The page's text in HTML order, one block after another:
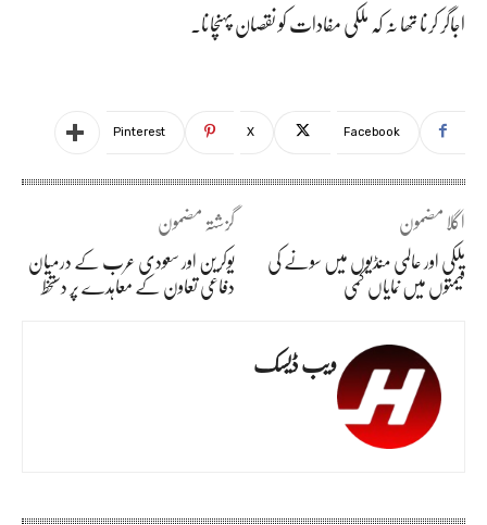
اجاگر کرنا تھا نہ کہ ملکی مفادات کو نقصان پہنچانا۔
Facebook
X
Pinterest
گزشتہ مضمون
یوکرین اور سعودی عرب کے درمیان
دفاعی تعاون کے معاہدے پر دستخط
اگلا مضمون
ملکی اور عالمی منڈیوں میں سونے کی
قیمتوں میں نمایاں کمی
ویب ڈیسک